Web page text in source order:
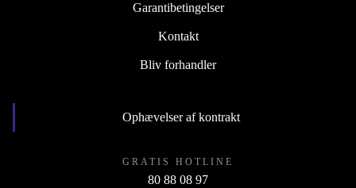
Garantibetingelser
Kontakt
Bliv forhandler
Ophævelser af kontrakt
GRATIS HOTLINE
80 88 08 97